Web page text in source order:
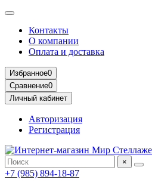
Контакты
О компании
Оплата и доставка
Избранное0
Сравнение0
Личный кабинет
Авторизация
Регистрация
×
+7 (985) 894-18-87